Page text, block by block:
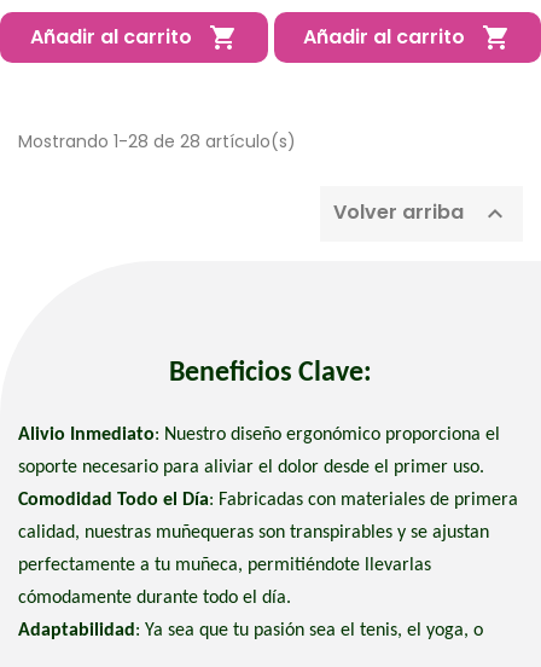
Añadir al carrito

Añadir al carrito

Mostrando 1-28 de 28 artículo(s)
Volver arriba 
Beneficios Clave:
Alivio Inmediato: Nuestro diseño ergonómico proporciona el
soporte necesario para aliviar el dolor desde el primer uso.
Comodidad Todo el Día: Fabricadas con materiales de primera
calidad, nuestras muñequeras son transpirables y se ajustan
perfectamente a tu muñeca, permitiéndote llevarlas
cómodamente durante todo el día.
Adaptabilidad: Ya sea que tu pasión sea el tenis, el yoga, o